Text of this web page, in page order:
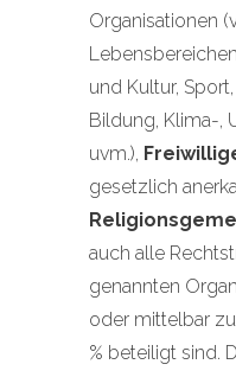
Organisationen
und Kultur,
Bildung, Klima-,
uvm.),
gesetzlich
auch alle
genannten
oder mittelbar
% beteiligt sind.